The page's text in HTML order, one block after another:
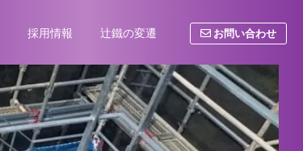
採用情報 辻鐵の変遷 お問い合わせ